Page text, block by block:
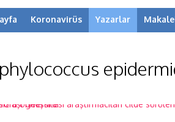
Koronavirüs Yazarlar
Üniversitesi
cilde sürülen